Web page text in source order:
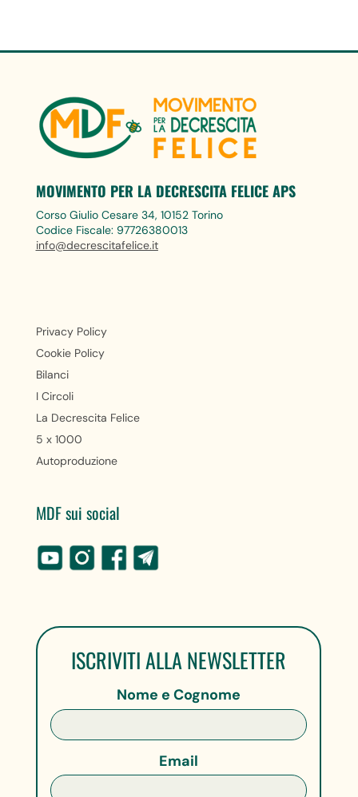
MOVIMENTO PER LA DECRESCITA FELICE APS
Corso Giulio Cesare 34, 10152 Torino
Codice Fiscale: 97726380013
info@decrescitafelice.it
Privacy Policy
Cookie Policy
Bilanci
I Circoli
La Decrescita Felice
5 x 1000
Autoproduzione
MDF sui social
ISCRIVITI ALLA NEWSLETTER
Nome e Cognome
Email